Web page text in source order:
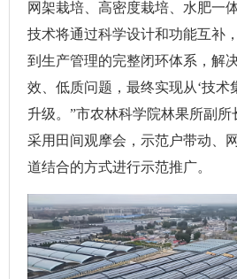
网架栽培、高密度栽培、水肥一
技术将通过科学设计和功能互补
到生产管理的完整闭环体系，解
效、低质问题，最终实现从‘技术
升级。”市农林科学院林果所副
采用田间观摩会，示范户带动、
道结合的方式进行示范推广。